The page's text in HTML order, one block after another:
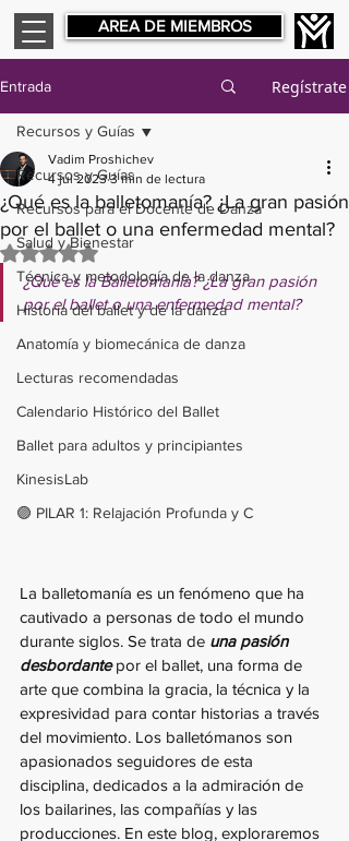
AREA DE MIEMBROS
Entrada Regístrate
Recursos y Guías
Recursos para el Docente de Danza
Salud y Bienestar
Técnica y metodología de la danza
Historia del ballet y de la danza
Anatomía y biomecánica de danza
Lecturas recomendadas
Calendario Histórico del Ballet
Ballet para adultos y principiantes
KinesisLab
🟣 PILAR 1: Relajación Profunda y C
Recursos y Guías
¿Qué es la balletomanía? ¿La gran pasión
por el ballet o una enfermedad mental?
Vadim Proshichev
4 jul 2023 3 min de lectura
Obtuvo NaN de 5 estrellas.
¿Qué es la Balletomanía? ¿La gran pasión
por el ballet o una enfermedad mental?
La balletomanía es un fenómeno que ha
cautivado a personas de todo el mundo
durante siglos. Se trata de una pasión
desbordante por el ballet, una forma de
arte que combina la gracia, la técnica y la
expresividad para contar historias a través
del movimiento. Los balletómanos son
apasionados seguidores de esta
disciplina, dedicados a la admiración de
los bailarines, las compañías y las
producciones. En este blog, exploraremos